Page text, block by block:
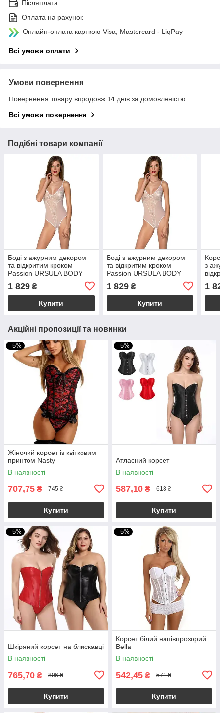
Післяплата
Оплата на рахунок
Онлайн-оплата карткою Visa, Mastercard - LiqPay
Всі умови оплати
Умови повернення
Повернення товару впродовж 14 днів за домовленістю
Всі умови повернення
Подібні товари компанії
Боді з ажурним декором
та відкритим кроком
Passion URSULA BODY
1 829 ₴
Купити
Боді з ажурним декором
та відкритим кроком
Passion URSULA BODY
1 829₴
Купити
з
1
Акційні пропозиції та новинки
–5%
Жіночий корсет із квітковим
принтом Nasty
В наявності
707,75 ₴ 745 ₴
Купити
–5%
Атласний корсет
В наявності
587,10 ₴ 618 ₴
Купити
–5%
Шкіряний корсет на блискавці
В наявності
765,70 ₴ 806 ₴
Купити
–5%
Корсет білий напівпрозорий
Bella
В наявності
542,45 ₴ 571 ₴
Купити